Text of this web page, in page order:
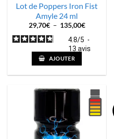
Lot de Poppers Iron Fist
Amyle 24 ml
29,70€ – 135,00€Plage
prix :
29,70€
à
4.8/5 -
13 avis
AJOUTER